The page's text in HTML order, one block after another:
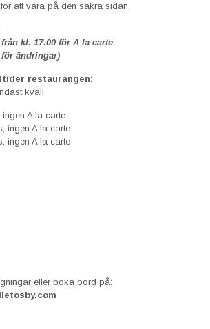
att vara på den säkra sidan.
kl. 17.00 för A la carte
ändringar)
restaurangen:
kväll
A la carte
ingen A la carte
ingen A la carte
eller boka bord på: